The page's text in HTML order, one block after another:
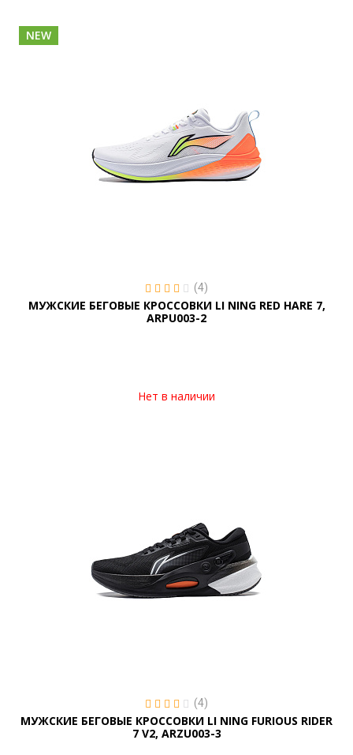
NEW
(4)
МУЖСКИЕ БЕГОВЫЕ КРОССОВКИ LI NING RED HARE 7,
ARPU003-2
Нет в наличии
(4)
МУЖСКИЕ БЕГОВЫЕ КРОССОВКИ LI NING FURIOUS RIDER
7 V2, ARZU003-3